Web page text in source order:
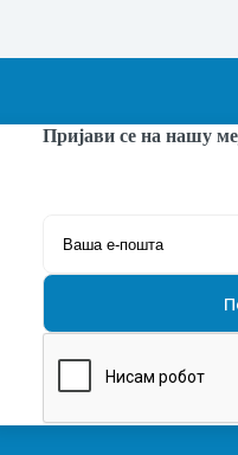
Пријави се на нашу